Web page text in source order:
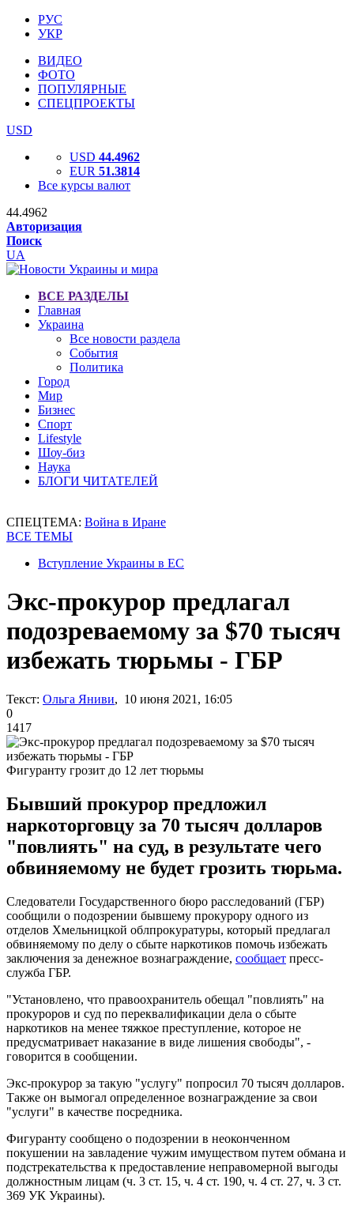
РУС
УКР
ВИДЕО
ФОТО
ПОПУЛЯРНЫЕ
СПЕЦПРОЕКТЫ
USD
USD 44.4962
EUR 51.3814
Все курсы валют
44.4962
Авторизация
Поиск
UA
ВСЕ РАЗДЕЛЫ
Главная
Украина
Все новости раздела
События
Политика
Город
Мир
Бизнес
Спорт
Lifestyle
Шоу-биз
Наука
БЛОГИ ЧИТАТЕЛЕЙ
СПЕЦТЕМА: Война в Иране
ВСЕ ТЕМЫ
Вступление Украины в ЕС
Экс-прокурор предлагал
подозреваемому за $70 тысяч
избежать тюрьмы - ГБР
Текст: Ольга Яниви, 10 июня 2021, 16:05
0
1417
Фигуранту грозит до 12 лет тюрьмы
Бывший прокурор предложил
наркоторговцу за 70 тысяч долларов
"повлиять" на суд, в результате чего
обвиняемому не будет грозить тюрьма.
Следователи Государственного бюро расследований (ГБР)
сообщили о подозрении бывшему прокурору одного из
отделов Хмельницкой облпрокуратуры, который предлагал
обвиняемому по делу о сбыте наркотиков помочь избежать
заключения за денежное вознаграждение, сообщает пресс-
служба ГБР.
"Установлено, что правоохранитель обещал "повлиять" на
прокуроров и суд по переквалификации дела о сбыте
наркотиков на менее тяжкое преступление, которое не
предусматривает наказание в виде лишения свободы", -
говорится в сообщении.
Экс-прокурор за такую "услугу" попросил 70 тысяч долларов.
Также он вымогал определенное вознаграждение за свои
"услуги" в качестве посредника.
Фигуранту сообщено о подозрении в неоконченном
покушении на завладение чужим имуществом путем обмана и
подстрекательства к предоставление неправомерной выгоды
должностным лицам (ч. 3 ст. 15, ч. 4 ст. 190, ч. 4 ст. 27, ч. 3 ст.
369 УК Украины).